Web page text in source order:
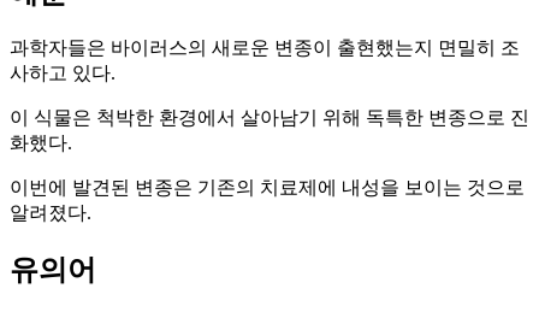
과학자들은 바이러스의 새로운 변종이 출현했는지 면밀히 조
사하고 있다.
이 식물은 척박한 환경에서 살아남기 위해 독특한 변종으로 진
화했다.
이번에 발견된 변종은 기존의 치료제에 내성을 보이는 것으로
알려졌다.
유의어